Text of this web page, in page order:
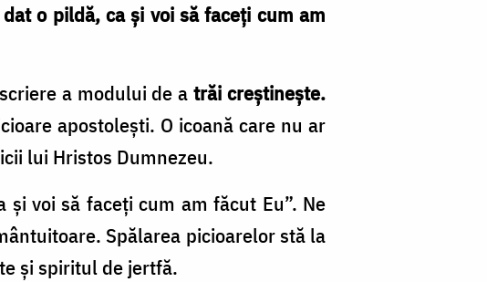
o pildă, ca și voi să faceți cum am
a modului de atrăi creștinește.
apostolești. O icoană care nu ar
lui Hristos Dumnezeu.
voi să faceți cum am făcut Eu”. Ne
Spălarea picioarelor stă la
și spiritul de jertfă.